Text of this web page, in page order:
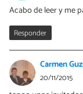
Acabo de leer y me
Responder
Carmen
20/11/2015